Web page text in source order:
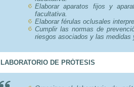
Elaborar aparatos fijos y
facultativa.
Elaborar férulas oclusales
Cumplir las normas de
riesgos asociados y las medidas
LABORATORIO DE PRÓTESIS